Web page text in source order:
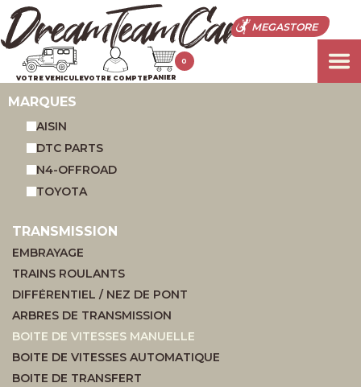
MEGASTORE
VOTRE VEHICULEVOTRE COMPTEPANIER
0
MARQUES
AISIN
DTC PARTS
N4-OFFROAD
TOYOTA
TRANSMISSION
EMBRAYAGE
TRAINS ROULANTS
DIFFÉRENTIEL / NEZ DE PONT
ARBRES DE TRANSMISSION
BOITE DE VITESSES MANUELLE
BOITE DE VITESSES AUTOMATIQUE
BOITE DE TRANSFERT